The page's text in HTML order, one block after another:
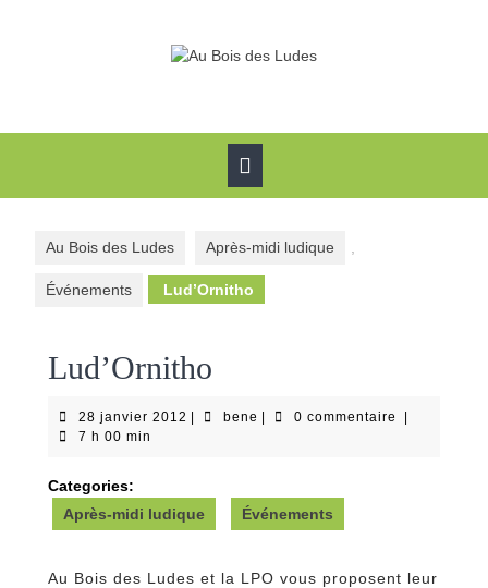
Au Bois des Ludes Après-midi ludique
Événements Lud’Ornitho
Lud’Ornitho
28 janvier 2012 28
| bene bene
| 0 commentaire
|
7 h 00 min
Categories:
Après-midi ludique
Événements
Au Bois des Ludes et la LPO vous proposent leur